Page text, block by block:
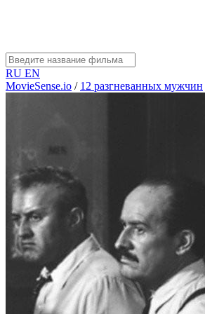
RU EN
MovieSense.io / 12 разгневанных мужчин